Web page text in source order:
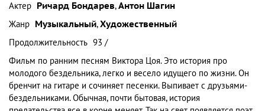
Актер Ричард Бондарев,Антон Шагин
Жанр Музыкальный,Художественный
Продолжительность 93 /
Фильм по ранним песням Виктора Цоя. Это история про
молодого бездельника, легко и весело идущего по жизни. Он
бренчит на гитаре и сочиняет песенки. Выпивает с друзьями-
бездельниками. Обычная, почти бытовая, история